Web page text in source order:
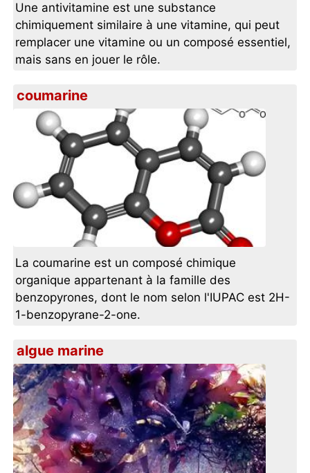
Une antivitamine est une substance
chimiquement similaire à une vitamine, qui peut
remplacer une vitamine ou un composé essentiel,
mais sans en jouer le rôle.
coumarine
La coumarine est un composé chimique
organique appartenant à la famille des
benzopyrones, dont le nom selon l'IUPAC est 2H-
1-benzopyrane-2-one.
algue marine